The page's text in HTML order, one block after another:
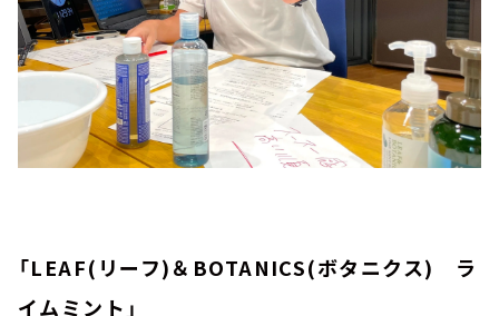
「LEAF(リーフ)＆BOTANICS(ボタニクス) ラ
イムミント」